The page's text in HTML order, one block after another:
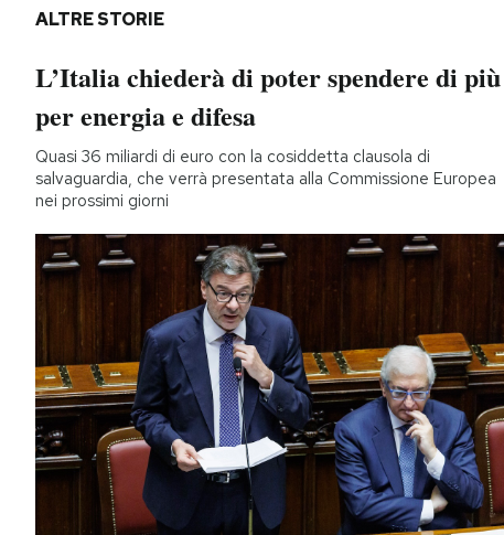
ALTRE STORIE
L’Italia chiederà di poter spendere di più
per energia e difesa
Quasi 36 miliardi di euro con la cosiddetta clausola di
salvaguardia, che verrà presentata alla Commissione Europea
nei prossimi giorni